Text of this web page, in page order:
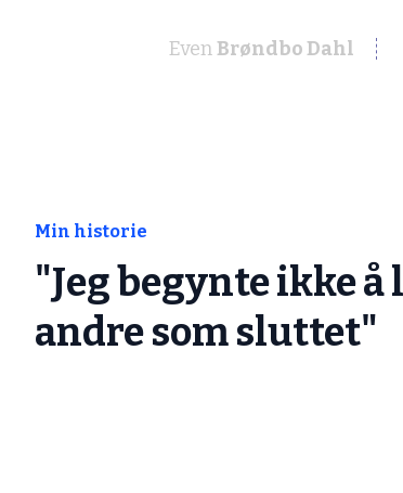
EvenBrøndbo Dahl
Min historie
"Jeg begynte ikke å
andre som sluttet"